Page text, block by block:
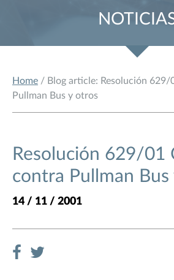
Home / Blog article: Resolución 629/
Pullman Bus y otros
Resolución 629/01
contra Pullman Bus
14 / 11 / 2001